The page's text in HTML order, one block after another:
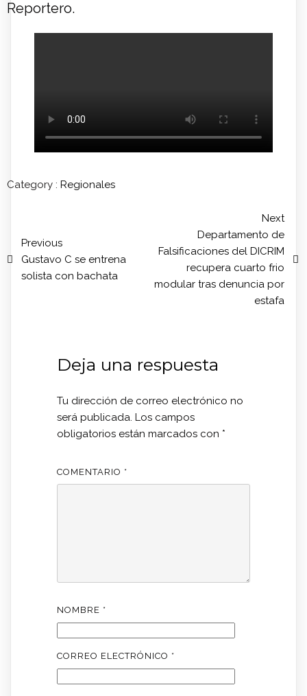
Reportero.
Category : Regionales
Previous
Gustavo C se entrena
solista con bachata
Next
Departamento de
Falsificaciones del DICRIM
recupera cuarto frio
modular tras denuncia por
estafa
Deja una respuesta
Tu dirección de correo electrónico no
será publicada. Los campos
obligatorios están marcados con *
COMENTARIO *
NOMBRE *
CORREO ELECTRÓNICO *